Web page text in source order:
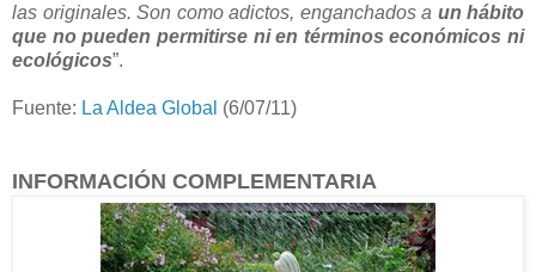
las originales. Son como adictos, enganchados a un hábito
que no pueden permitirse ni en términos económicos ni
ecológicos”.
Fuente: La Aldea Global (6/07/11)
INFORMACIÓN COMPLEMENTARIA